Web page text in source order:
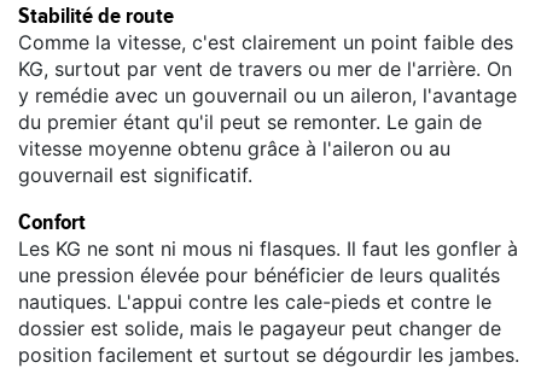
Stabilité de route
Comme la vitesse, c'est clairement un point faible des
KG, surtout par vent de travers ou mer de l'arrière. On
y remédie avec un gouvernail ou un aileron, l'avantage
du premier étant qu'il peut se remonter. Le gain de
vitesse moyenne obtenu grâce à l'aileron ou au
gouvernail est significatif.
Confort
Les KG ne sont ni mous ni flasques. Il faut les gonfler à
une pression élevée pour bénéficier de leurs qualités
nautiques. L'appui contre les cale-pieds et contre le
dossier est solide, mais le pagayeur peut changer de
position facilement et surtout se dégourdir les jambes.